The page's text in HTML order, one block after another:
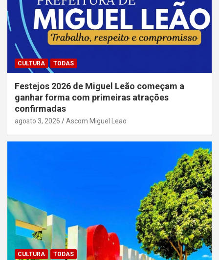
CULTURA TODAS
Festejos 2026 de Miguel Leão começam a
ganhar forma com primeiras atrações
confirmadas
agosto 3, 2026 Ascom Miguel Leao
CULTURA TODAS